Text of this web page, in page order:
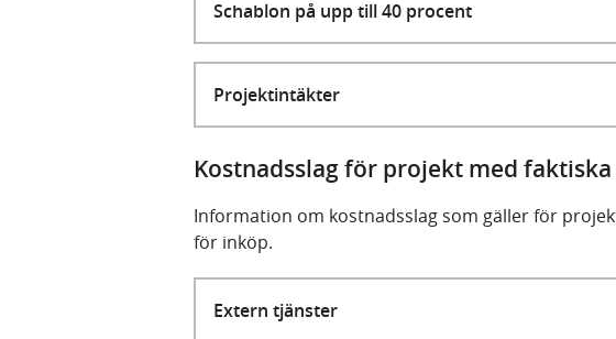
Schablon på upp till 40 procent
Projektintäkter
Kostnadsslag för projekt med
Information om kostnadsslag som gäller för
för inköp.
Extern tjänster